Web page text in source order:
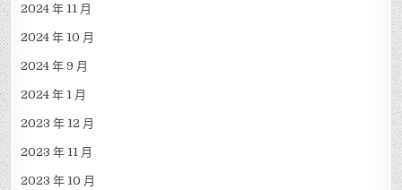
2024 年 11 月
2024 年 10 月
2024 年 9 月
2024 年 1 月
2023 年 12 月
2023 年 11 月
2023 年 10 月